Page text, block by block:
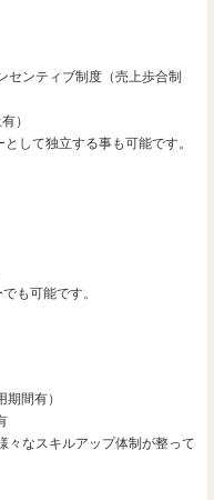
センティブ制度（売上歩合制
）
して独立する事も可能です。
も可能です。
間有）
なスキルアップ体制が整って